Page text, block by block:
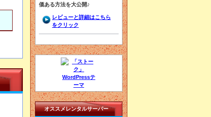
価ある方法を大公開♪
レビューと詳細はこちら
をクリック
オススメレンタルサーバー